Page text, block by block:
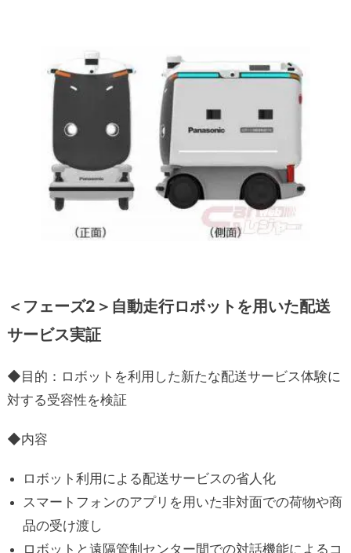
＜フェーズ2＞自動走行ロボットを用いた配送
サービス実証
◆目的：ロボットを利用した新たな配送サービス体験に
対する受容性を検証
◆内容
ロボット利用による配送サービスの省人化
スマートフォンのアプリを用いた非対面での荷物や商
品の受け渡し
ロボットと遠隔管制センター間での対話機能によるコ